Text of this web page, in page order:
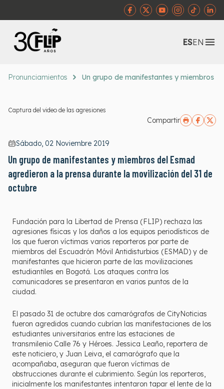
ESEN
Pronunciamientos Un grupo de manifestantes y miembros
Captura del video de las agresiones
Compartir
Sábado, 02 Noviembre 2019
Un grupo de manifestantes y miembros del Esmad
agredieron a la prensa durante la movilización del 31 de
octubre
Fundación para la Libertad de Prensa (FLIP) rechaza las
agresiones físicas y los daños a los equipos periodísticos de
los que fueron víctimas varios reporteros por parte de
miembros del Escuadrón Móvil Antidisturbios (ESMAD) y de
manifestantes que hicieron parte de las movilizaciones
estudiantiles en Bogotá. Los ataques contra los
comunicadores se presentaron en varios puntos de la
ciudad.
El pasado 31 de octubre dos camarógrafos de CityNoticias
fueron agredidos cuando cubrían las manifestaciones de los
estudiantes universitarios entre las estaciones de
transmilenio Calle 76 y Héroes. Jessica Leaño, reportera de
este noticiero, y Juan Leiva, el camarógrafo que la
acompañaba, aseguran que fueron víctimas de
obstrucciones durante el cubrimiento. Según los reporteros,
inicialmente los manifestantes intentaron tapar el lente de la